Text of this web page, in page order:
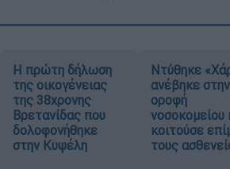
Η πρώτη δήλωση
της οικογένειας
της 38χρονης
Βρετανίδας που
δολοφονήθηκε
στην Κυψέλη
Ντύθηκε
ανέβηκε στην
οροφή
νοσοκομείου
κοιτούσε
τους